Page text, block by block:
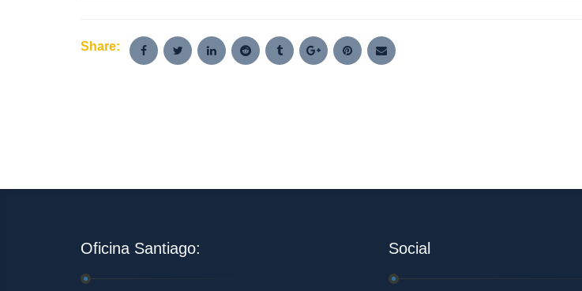
Share:
Oficina Santiago: Social